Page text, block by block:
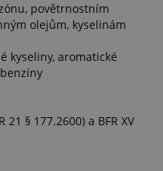
povětrnostním
olejům, kyselinám
kyseliny, aromatické
§ 177.2600) a BFR XV